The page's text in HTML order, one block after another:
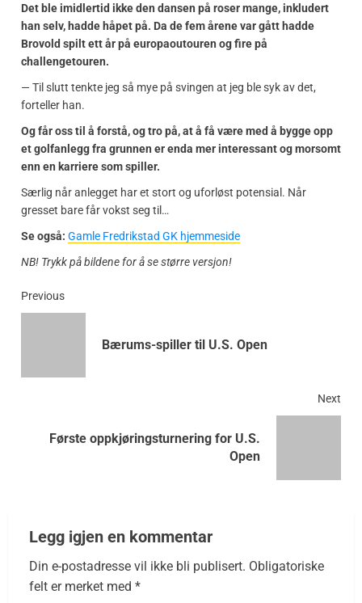
Det ble imidlertid ikke den dansen på roser mange, inkludert
han selv, hadde håpet på. Da de fem årene var gått hadde
Brovold spilt ett år på europaoutouren og fire på
challengetouren.
— Til slutt tenkte jeg så mye på svingen at jeg ble syk av det,
forteller han.
Og får oss til å forstå, og tro på, at å få være med å bygge opp
et golfanlegg fra grunnen er enda mer interessant og morsomt
enn en karriere som spiller.
Særlig når anlegget har et stort og uforløst potensial. Når
gresset bare får vokst seg til…
Se også: Gamle Fredrikstad GK hjemmeside
NB! Trykk på bildene for å se større versjon!
Previous
Bærums-spiller til U.S. Open
Next
Første oppkjøringsturnering for U.S.
Open
Legg igjen en kommentar
Din e-postadresse vil ikke bli publisert. Obligatoriske
felt er merket med *